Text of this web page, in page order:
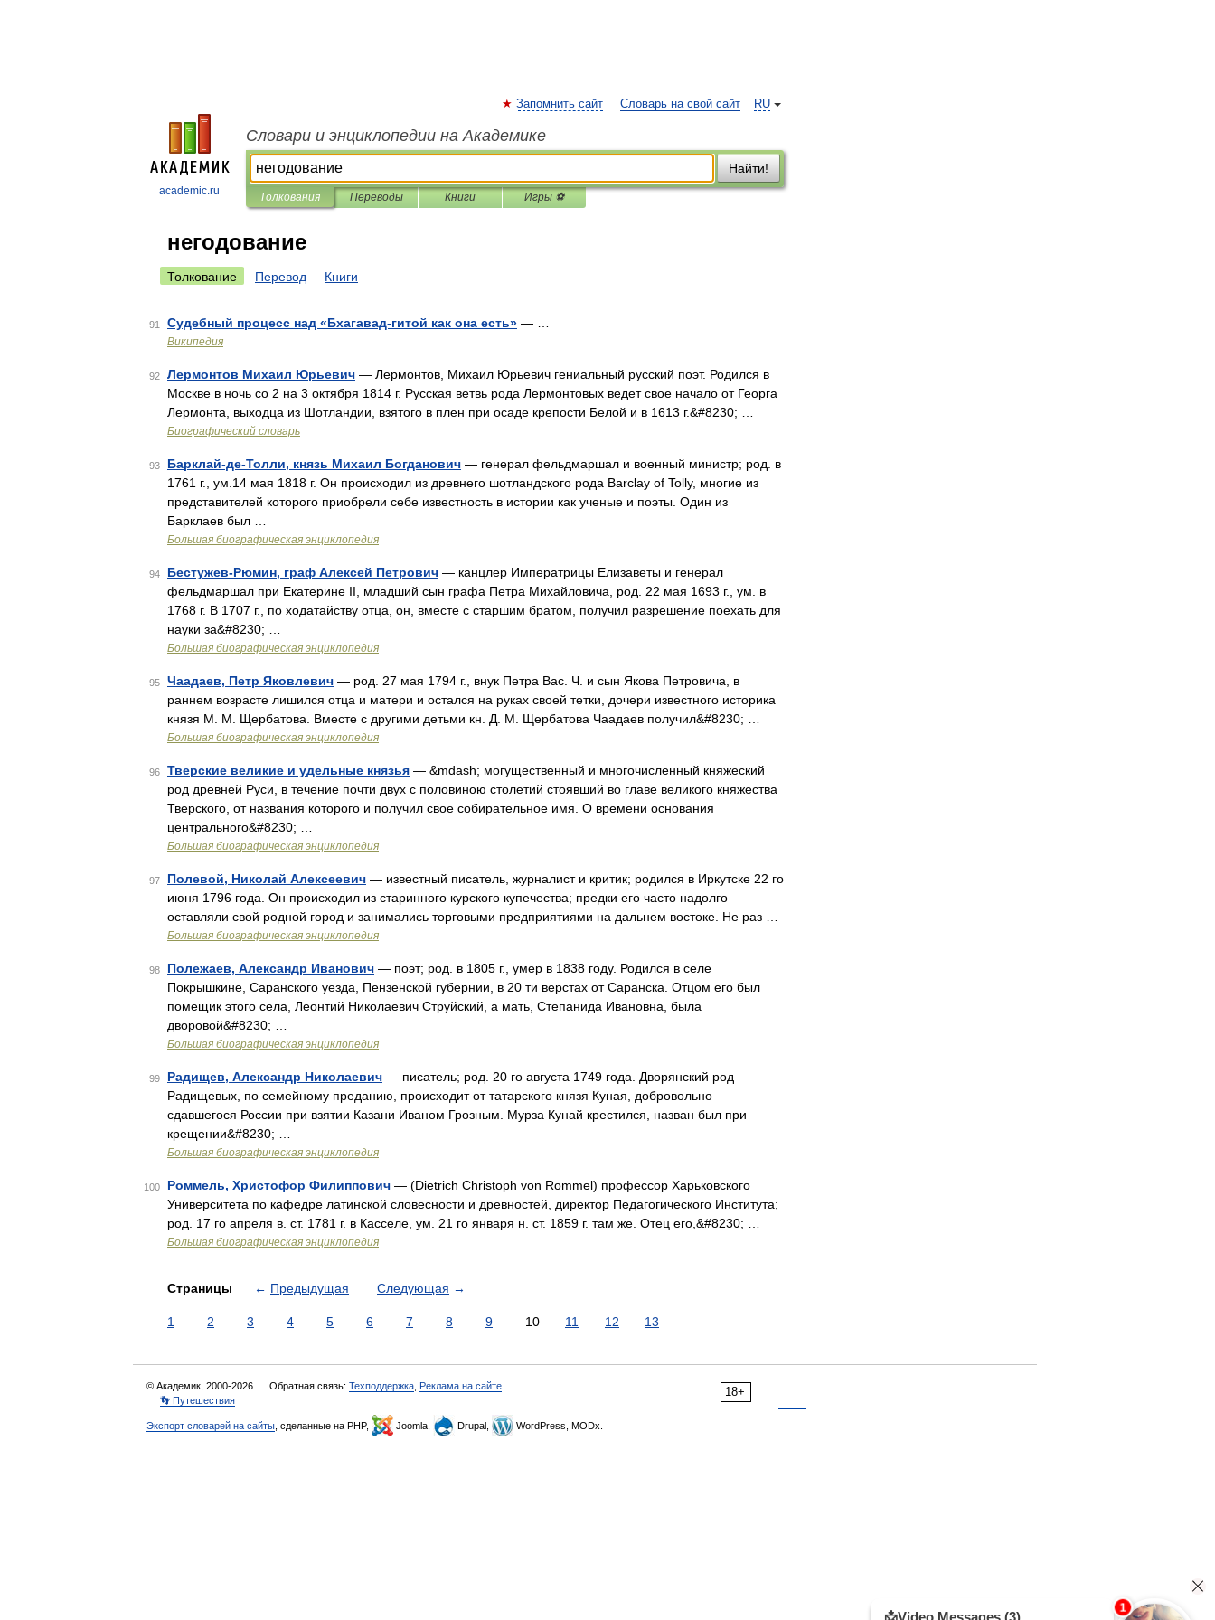
academic.ru
RU
Запомнить сайт Словарь на свой сайт
Словари и энциклопедии на Академике
Найти!
Толкования Переводы Книги Игры ⚽
негодование
Толкование Перевод Книги
91 Судебный процесс над «Бхагавад-гитой как она есть» — …
Википедия
92 Лермонтов Михаил Юрьевич — Лермонтов, Михаил Юрьевич гениальный русский поэт. Родился в
Москве в ночь со 2 на 3 октября 1814 г. Русская ветвь рода Лермонтовых ведет свое начало от Георга
Лермонта, выходца из Шотландии, взятого в плен при осаде крепости Белой и в 1613 г.&#8230; …
Биографический словарь
93 Барклай-де-Толли, князь Михаил Богданович — генерал фельдмаршал и военный министр; род. в
1761 г., ум.14 мая 1818 г. Он происходил из древнего шотландского рода Barclay of Tolly, многие из
представителей которого приобрели себе известность в истории как ученые и поэты. Один из
Барклаев был …
Большая биографическая энциклопедия
94 Бестужев-Рюмин, граф Алексей Петрович — канцлер Императрицы Елизаветы и генерал
фельдмаршал при Екатерине II, младший сын графа Петра Михайловича, род. 22 мая 1693 г., ум. в
1768 г. В 1707 г., по ходатайству отца, он, вместе с старшим братом, получил разрешение поехать для
науки за&#8230; …
Большая биографическая энциклопедия
95 Чаадаев, Петр Яковлевич — род. 27 мая 1794 г., внук Петра Вас. Ч. и сын Якова Петровича, в
раннем возрасте лишился отца и матери и остался на руках своей тетки, дочери известного историка
князя М. М. Щербатова. Вместе с другими детьми кн. Д. М. Щербатова Чаадаев получил&#8230; …
Большая биографическая энциклопедия
96 Тверские великие и удельные князья — &mdash; могущественный и многочисленный княжеский
род древней Руси, в течение почти двух с половиною столетий стоявший во главе великого княжества
Тверского, от названия которого и получил свое собирательное имя. О времени основания
центрального&#8230; …
Большая биографическая энциклопедия
97 Полевой, Николай Алексеевич — известный писатель, журналист и критик; родился в Иркутске 22 го
июня 1796 года. Он происходил из старинного курского купечества; предки его часто надолго
оставляли свой родной город и занимались торговыми предприятиями на дальнем востоке. Не раз …
Большая биографическая энциклопедия
98 Полежаев, Александр Иванович — поэт; род. в 1805 г., умер в 1838 году. Родился в селе
Покрышкине, Саранского уезда, Пензенской губернии, в 20 ти верстах от Саранска. Отцом его был
помещик этого села, Леонтий Николаевич Струйский, а мать, Степанида Ивановна, была
дворовой&#8230; …
Большая биографическая энциклопедия
99 Радищев, Александр Николаевич — писатель; род. 20 го августа 1749 года. Дворянский род
Радищевых, по семейному преданию, происходит от татарского князя Куная, добровольно
сдавшегося России при взятии Казани Иваном Грозным. Мурза Кунай крестился, назван был при
крещении&#8230; …
Большая биографическая энциклопедия
100 Роммель, Христофор Филиппович — (Dietrich Christoph von Rommel) профессор Харьковского
Университета по кафедре латинской словесности и древностей, директор Педагогического Института;
род. 17 го апреля в. ст. 1781 г. в Касселе, ум. 21 го января н. ст. 1859 г. там же. Отец его,&#8230; …
Большая биографическая энциклопедия
Страницы ← Предыдущая Следующая →
1 2 3 4 5 6 7 8 9 10 11 12 13
18+
© Академик, 2000-2026 Обратная связь: Техподдержка Реклама на сайте
👣 Путешествия
Экспорт словарей на сайты , сделанные на PHP, Joomla, Drupal, WordPress, MODx.